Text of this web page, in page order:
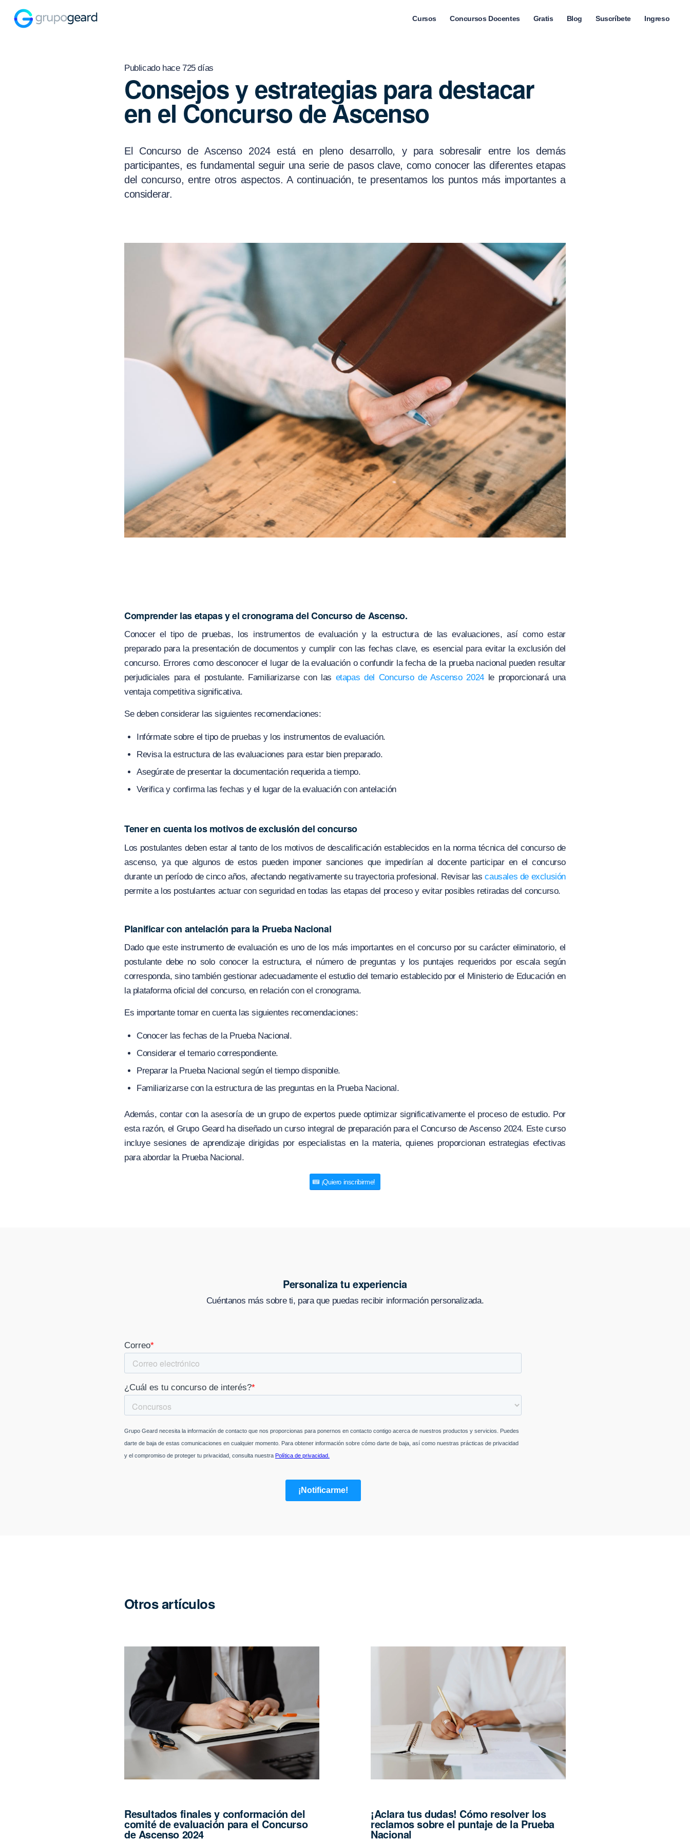
Cursos Concursos Docentes Gratis Blog Suscríbete Ingreso
Publicado hace 725 días
Consejos y estrategias para destacar
en el Concurso de Ascenso
El Concurso de Ascenso 2024 está en pleno desarrollo, y para sobresalir entre los demás
participantes, es fundamental seguir una serie de pasos clave, como conocer las diferentes etapas
del concurso, entre otros aspectos. A continuación, te presentamos los puntos más importantes a
considerar.
Comprender las etapas y el cronograma del Concurso de Ascenso.
Conocer el tipo de pruebas, los instrumentos de evaluación y la estructura de las evaluaciones, así como estar
preparado para la presentación de documentos y cumplir con las fechas clave, es esencial para evitar la exclusión del
concurso. Errores como desconocer el lugar de la evaluación o confundir la fecha de la prueba nacional pueden resultar
perjudiciales para el postulante. Familiarizarse con las etapas del Concurso de Ascenso 2024le proporcionará una
ventaja competitiva significativa.
Se deben considerar las siguientes recomendaciones:
Infórmate sobre el tipo de pruebas y los instrumentos de evaluación.
Revisa la estructura de las evaluaciones para estar bien preparado.
Asegúrate de presentar la documentación requerida a tiempo.
Verifica y confirma las fechas y el lugar de la evaluación con antelación
Tener en cuenta los motivos de exclusión del concurso
Los postulantes deben estar al tanto de los motivos de descalificación establecidos en la norma técnica del concurso de
ascenso, ya que algunos de estos pueden imponer sanciones que impedirían al docente participar en el concurso
durante un período de cinco años, afectando negativamente su trayectoria profesional. Revisar las causales de exclusión
permite a los postulantes actuar con seguridad en todas las etapas del proceso y evitar posibles retiradas del concurso.
Planificar con antelación para la Prueba Nacional
Dado que este instrumento de evaluación es uno de los más importantes en el concurso por su carácter eliminatorio, el
postulante debe no solo conocer la estructura, el número de preguntas y los puntajes requeridos por escala según
corresponda, sino también gestionar adecuadamente el estudio del temario establecido por el Ministerio de Educación en
la plataforma oficial del concurso, en relación con el cronograma.
Es importante tomar en cuenta las siguientes recomendaciones:
Conocer las fechas de la Prueba Nacional.
Considerar el temario correspondiente.
Preparar la Prueba Nacional según el tiempo disponible.
Familiarizarse con la estructura de las preguntas en la Prueba Nacional.
Además, contar con la asesoría de un grupo de expertos puede optimizar significativamente el proceso de estudio. Por
esta razón, el Grupo Geard ha diseñado un curso integral de preparación para el Concurso de Ascenso 2024. Este curso
incluye sesiones de aprendizaje dirigidas por especialistas en la materia, quienes proporcionan estrategias efectivas
para abordar la Prueba Nacional.
¡Quiero inscribirme!
Personaliza tu experiencia
Cuéntanos más sobre ti, para que puedas recibir información personalizada.
Otros artículos
Resultados finales y conformación del
comité de evaluación para el Concurso
de Ascenso 2024
¡Aclara tus dudas! Cómo resolver los
reclamos sobre el puntaje de la Prueba
Nacional